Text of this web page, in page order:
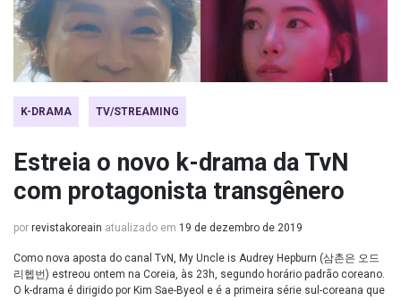
K-DRAMA TV/STREAMING
Estreia o novo k-drama da TvN
com protagonista transgênero
por revistakoreain atualizado em 19 de dezembro de 2019
Como nova aposta do canal TvN, My Uncle is Audrey Hepburn (삼촌은 오드
리헵번) estreou ontem na Coreia, às 23h, segundo horário padrão coreano.
O k-drama é dirigido por Kim Sae-Byeol e é a primeira série sul-coreana que